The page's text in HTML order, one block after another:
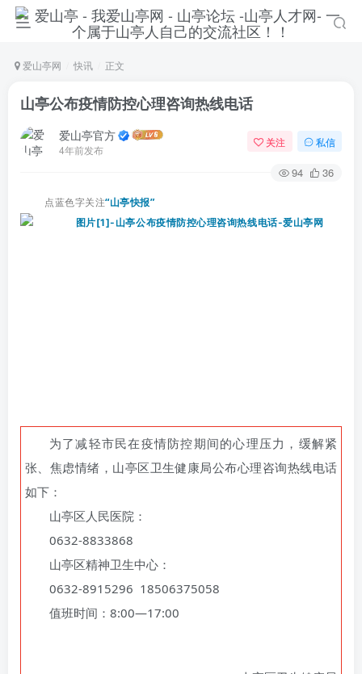
爱山亭网 快讯 正文
山亭公布疫情防控心理咨询热线电话
爱山亭官方
4年前发布
关注 私信
94 36
点蓝色字关注“山亭快报”
为了减轻市民在疫情防控期间的心理压力，缓解紧
张、焦虑情绪，山亭区卫生健康局公布心理咨询热线电话
如下：
山亭区人民医院：
0632-8833868
山亭区精神卫生中心：
0632-8915296 18506375058
值班时间：8:00—17:00